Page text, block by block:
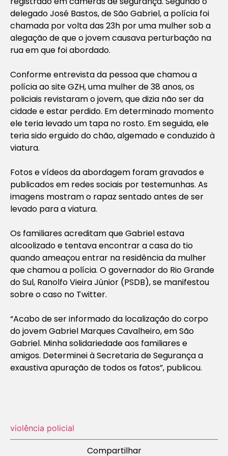
delegado José Bastos, de São Gabriel, a polícia foi
chamada por volta das 23h por uma mulher sob a
alegação de que o jovem causava perturbação na
rua em que foi abordado.
Conforme entrevista da pessoa que chamou a
polícia ao site GZH, uma mulher de 38 anos, os
policiais revistaram o jovem, que dizia não ser da
cidade e estar perdido. Em determinado momento
ele teria levado um tapa no rosto. Em seguida, ele
teria sido erguido do chão, algemado e conduzido à
viatura.
Fotos e vídeos da abordagem foram gravados e
publicados em redes sociais por testemunhas. As
imagens mostram o rapaz sentado antes de ser
levado para a viatura.
Os familiares acreditam que Gabriel estava
alcoolizado e tentava encontrar a casa do tio
quando ameaçou entrar na residência da mulher
que chamou a polícia. O governador do Rio Grande
do Sul, Ranolfo Vieira Júnior (PSDB), se manifestou
sobre o caso no Twitter.
“Acabo de ser informado da localização do corpo
do jovem Gabriel Marques Cavalheiro, em São
Gabriel. Minha solidariedade aos familiares e
amigos. Determinei à Secretaria de Segurança a
exaustiva apuração de todos os fatos”, publicou.
violência policial
Compartilhar